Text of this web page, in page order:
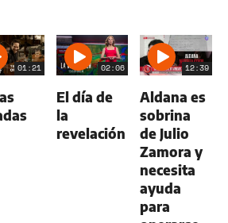
01:21 02:06
El día de
la
revelación
12:39
Aldana es
sobrina
de Julio
Zamora y
necesita
ayuda
para